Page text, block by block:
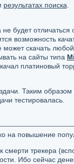
результатах поиска
будет отличаться
возможность
скачать любой
на сайты типа
платиновый
Таким
тестировалась.
на повышение
смерти трекера
Ибо сейчас